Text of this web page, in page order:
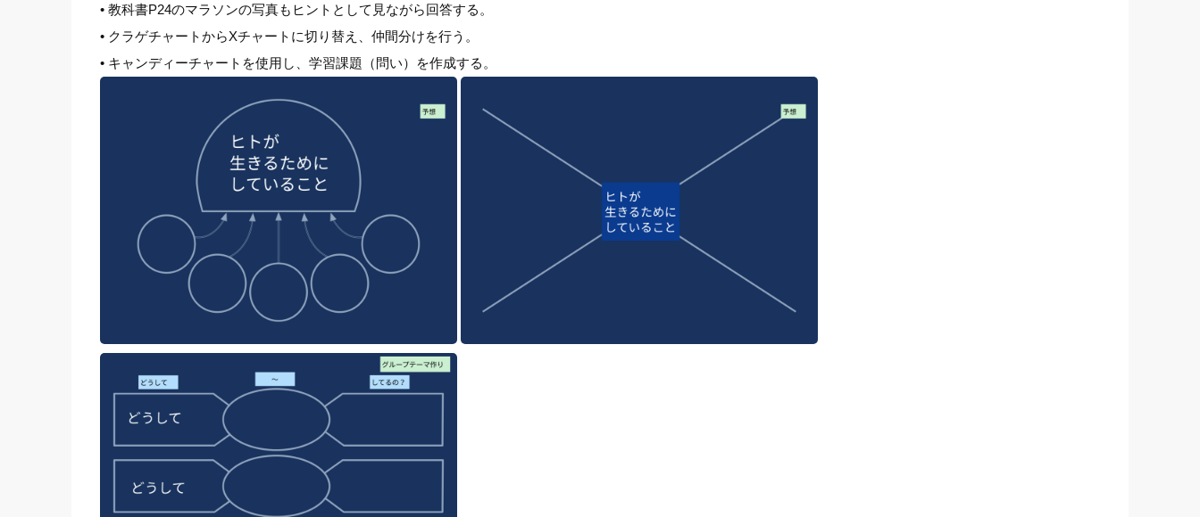
• 教科書P24のマラソンの写真もヒントとして見ながら回答する。
• クラゲチャートからXチャートに切り替え、仲間分けを行う。
• キャンディーチャートを使用し、学習課題（問い）を作成する。